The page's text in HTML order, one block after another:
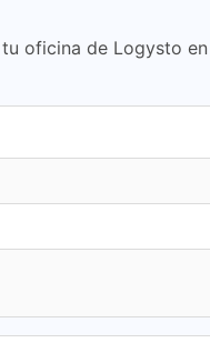
oficina de Logysto en